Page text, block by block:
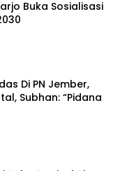
Buka Sosialisasi
Di PN Jember,
Subhan: “Pidana